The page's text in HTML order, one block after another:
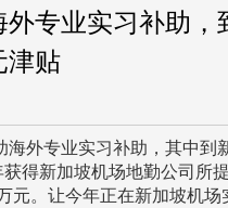
专业实习补助
津贴
外专业实习补助，其中到
得新加坡机场地勤公司所
元。让今年正在新加坡机